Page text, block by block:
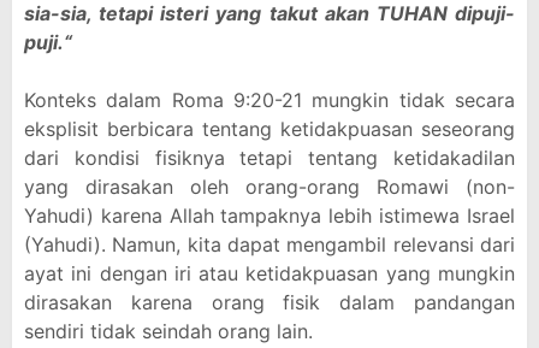
sia-sia, tetapi isteri yang takut akan TUHAN dipuji-
puji.“
Konteks dalam Roma 9:20-21 mungkin tidak secara
eksplisit berbicara tentang ketidakpuasan seseorang
dari kondisi fisiknya tetapi tentang ketidakadilan
yang dirasakan oleh orang-orang Romawi (non-
Yahudi) karena Allah tampaknya lebih istimewa Israel
(Yahudi). Namun, kita dapat mengambil relevansi dari
ayat ini dengan iri atau ketidakpuasan yang mungkin
dirasakan karena orang fisik dalam pandangan
sendiri tidak seindah orang lain.